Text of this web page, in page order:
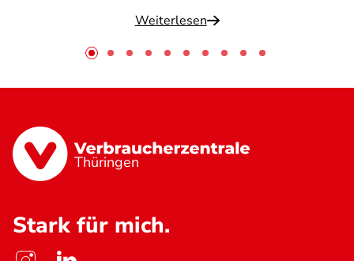
Weiterlesen
Thüringen
Stark für mich.